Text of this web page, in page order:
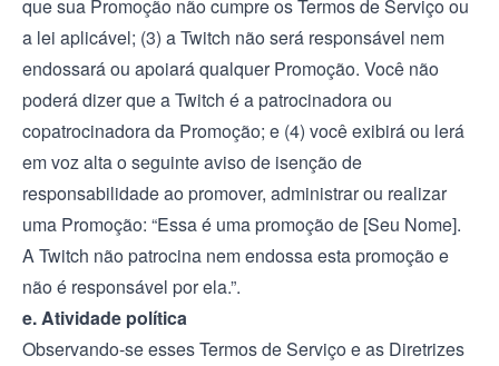
que sua Promoção não cumpre os Termos de Serviço ou
a lei aplicável; (3) a Twitch não será responsável nem
endossará ou apoiará qualquer Promoção. Você não
poderá dizer que a Twitch é a patrocinadora ou
copatrocinadora da Promoção; e (4) você exibirá ou lerá
em voz alta o seguinte aviso de isenção de
responsabilidade ao promover, administrar ou realizar
uma Promoção: “Essa é uma promoção de [Seu Nome].
A Twitch não patrocina nem endossa esta promoção e
não é responsável por ela.”.
e. Atividade política
Observando-se esses Termos de Serviço e as Diretrizes